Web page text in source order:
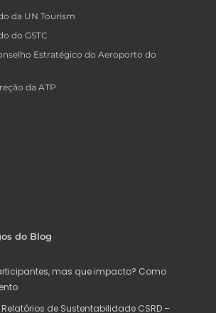
da UN Tourism
do GSTC
Estratégico do Aeroporto do
da ATP
do Blog
mas que impacto? Como
de Sustentabilidade CSRD –